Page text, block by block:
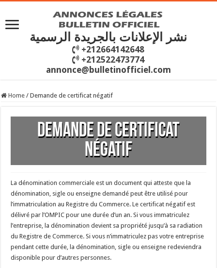
نشر الإعلانات بالجريدة الرسمية
+212664142648
+212522473774
annonce@bulletinofficiel.com
Home / Demande de certificat négatif
Demande de certificat
négatif
La dénomination commerciale est un document qui atteste que la
dénomination, sigle ou enseigne demandé peut être utilisé pour
l’immatriculation au Registre du Commerce. Le certificat négatif est
délivré par l’OMPIC pour une durée d’un an. Si vous immatriculez
l’entreprise, la dénomination devient sa propriété jusqu’à sa radiation
du Registre de Commerce. Si vous n’immatriculez pas votre entreprise
pendant cette durée, la dénomination, sigle ou enseigne redeviendra
disponible pour d’autres personnes.